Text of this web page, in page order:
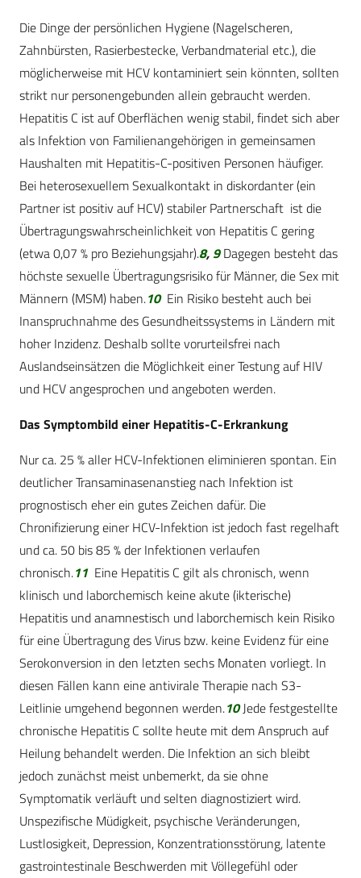
Die Dinge der persönlichen Hygiene (Nagelscheren,
Zahnbürsten, Rasierbestecke, Verbandmaterial etc.), die
möglicherweise mit HCV kontaminiert sein könnten, sollten
strikt nur personengebunden allein gebraucht werden.
Hepatitis C ist auf Oberflächen wenig stabil, findet sich aber
als Infektion von Familienangehörigen in gemeinsamen
Haushalten mit Hepatitis-C-positiven Personen häufiger.
Bei heterosexuellem Sexualkontakt in diskordanter (ein
Partner ist positiv auf HCV) stabiler Partnerschaft ist die
Übertragungswahrscheinlichkeit von Hepatitis C gering
(etwa 0,07 % pro Beziehungsjahr).8, 9 Dagegen besteht das
höchste sexuelle Übertragungsrisiko für Männer, die Sex mit
Männern (MSM) haben.10Ein Risiko besteht auch bei
Inanspruchnahme des Gesundheitssystems in Ländern mit
hoher Inzidenz. Deshalb sollte vorurteilsfrei nach
Auslandseinsätzen die Möglichkeit einer Testung auf HIV
und HCV angesprochen und angeboten werden.
Das Symptombild einer Hepatitis-C-Erkrankung
Nur ca. 25 % aller HCV-Infektionen eliminieren spontan. Ein
deutlicher Transaminasenanstieg nach Infektion ist
prognostisch eher ein gutes Zeichen dafür. Die
Chronifizierung einer HCV-Infektion ist jedoch fast regelhaft
und ca. 50 bis 85 % der Infektionen verlaufen
chronisch.11 Eine Hepatitis C gilt als chronisch, wenn
klinisch und laborchemisch keine akute (ikterische)
Hepatitis und anamnestisch und laborchemisch kein Risiko
für eine Übertragung des Virus bzw. keine Evidenz für eine
Serokonversion in den letzten sechs Monaten vorliegt. In
diesen Fällen kann eine antivirale Therapie nach S3-
Leitlinie umgehend begonnen werden.10Jede festgestellte
chronische Hepatitis C sollte heute mit dem Anspruch auf
Heilung behandelt werden. Die Infektion an sich bleibt
jedoch zunächst meist unbemerkt, da sie ohne
Symptomatik verläuft und selten diagnostiziert wird.
Unspezifische Müdigkeit, psychische Veränderungen,
Lustlosigkeit, Depression, Konzentrationsstörung, latente
gastrointestinale Beschwerden mit Völlegefühl oder